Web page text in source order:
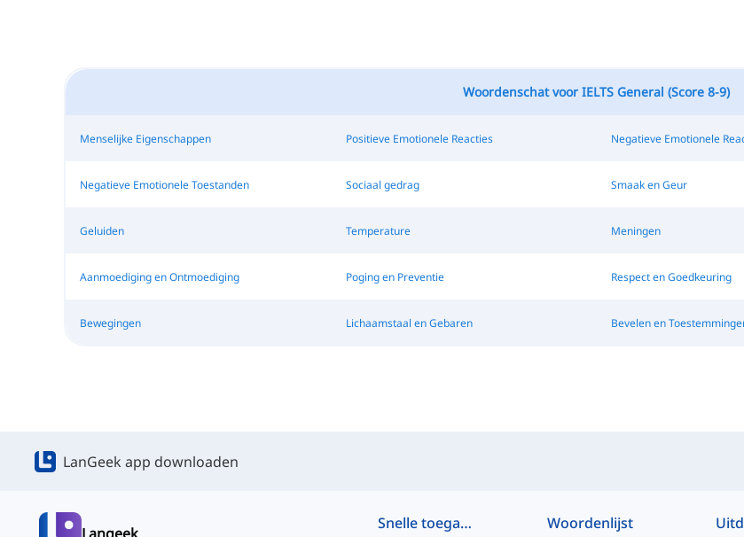
Woordenschat voor IELTS General (Score 8-9)
Menselijke Eigenschappen Positieve Emotionele Reacties Negatieve Emotionele
Negatieve Emotionele Toestanden Sociaal gedrag Smaak en Geur
Geluiden Temperature Meningen
Aanmoediging en Ontmoediging Poging en Preventie Respect en Goedkeuring
Bewegingen Lichaamstaal en Gebaren Bevelen en
LanGeek app downloaden
Snelle toegang Woordenlijst